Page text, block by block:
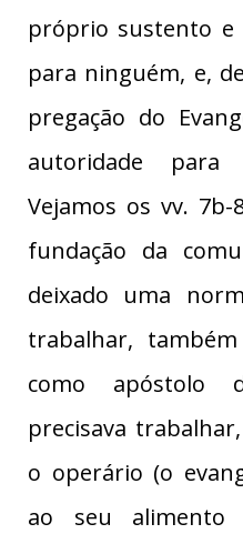
próprio sustento e
para ninguém, e,
pregação do
autoridade
Vejamos os vv.
fundação da
deixado uma
trabalhar, também
como apóstolo
precisava
o operário (o
ao seu alimento